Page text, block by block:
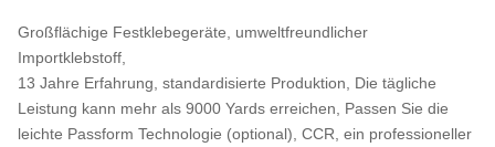
Großflächige Festklebegeräte, umweltfreundlicher
Importklebstoff,
13 Jahre Erfahrung, standardisierte Produktion, Die tägliche
Leistung kann mehr als 9000 Yards erreichen, Passen Sie die
leichte Passform Technologie (optional), CCR, ein professioneller